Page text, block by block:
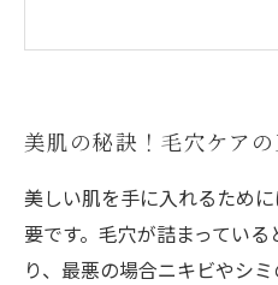
美肌の秘訣！毛穴ケア
美しい肌を手に入れるため
要です。毛穴が詰まってい
り、最悪の場合ニキビやシ